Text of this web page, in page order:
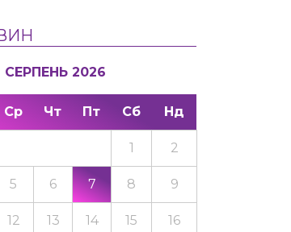
СЕРПЕНЬ 2026
Ср Чт Пт Сб Нд
1 2
5 6 7 8 9
12 13 14 15 16